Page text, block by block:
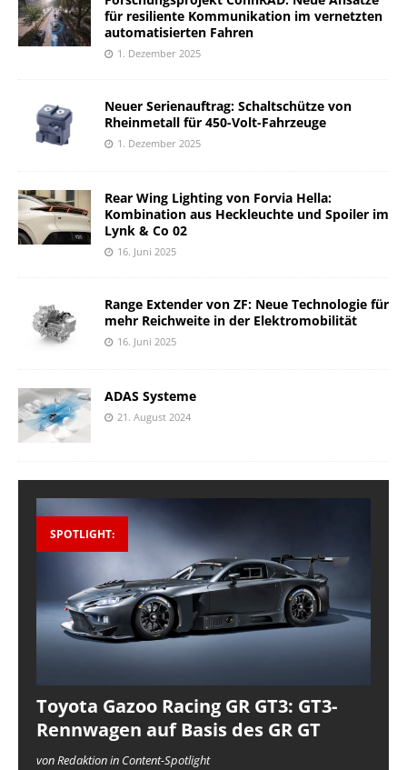
für resiliente Kommunikation im vernetzten
automatisierten Fahren
1. Dezember 2025
Neuer Serienauftrag: Schaltschütze von
Rheinmetall für 450-Volt-Fahrzeuge
1. Dezember 2025
Rear Wing Lighting von Forvia Hella:
Kombination aus Heckleuchte und Spoiler im
Lynk & Co 02
16. Juni 2025
Range Extender von ZF: Neue Technologie für
mehr Reichweite in der Elektromobilität
16. Juni 2025
ADAS Systeme
21. August 2024
SPOTLIGHT:
Toyota Gazoo Racing GR GT3: GT3-
Rennwagen auf Basis des GR GT
von Redaktion in Content-Spotlight